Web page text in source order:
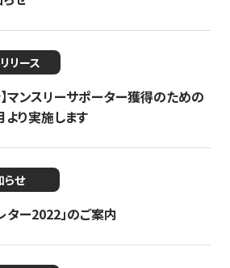
リース
マンスリーサポーター獲得のための
り実施します
らせ
ター2022」のご案内